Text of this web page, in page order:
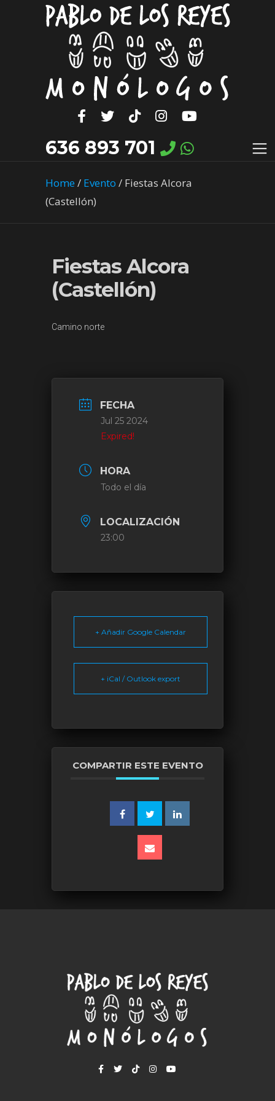
636 893 701
Home/ Evento / Fiestas Alcora
(Castellón)
Fiestas Alcora
(Castellón)
Camino norte
FECHA
Jul 25 2024
Expired!
HORA
Todo el día
LOCALIZACIÓN
23:00
+ Añadir Google Calendar
+ iCal / Outlook export
COMPARTIR ESTE EVENTO